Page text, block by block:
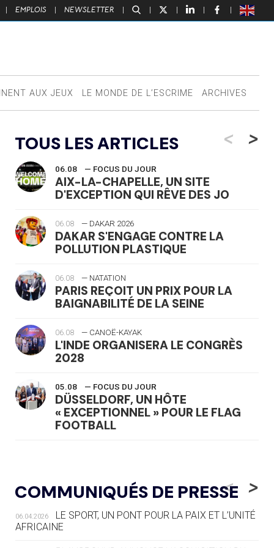
| EMPLOIS | NEWSLETTER | | | | |
AUX JEUX LE MONDE DE L’ESCRIME ARCHIVES
TOUS LES ARTICLES <
06.08 — FOCUS DU JOUR
AIX-LA-CHAPELLE, UN SITE
D'EXCEPTION QUI RÊVE DES JO
06.08 — DAKAR 2026
DAKAR S'ENGAGE CONTRE LA
POLLUTION PLASTIQUE
06.08 — NATATION
PARIS REÇOIT UN PRIX POUR LA
BAIGNABILITÉ DE LA SEINE
06.08 — CANOË-KAYAK
L'INDE ORGANISERA LE CONGRÈS
2028
05.08 — FOCUS DU JOUR
DÜSSELDORF, UN HÔTE
« EXCEPTIONNEL » POUR LE FLAG
FOOTBALL
LE RÊVE DE VOIR LA LUGE ALPINE
AUX JO « N'EST PAS FINI »
05.08 — TIR À L'ARC
DES MONDIAUX À BRISBANE SUR LA
>
COMMUNIQUÉS DE PRESSE
<
06.04.2026
LE SPORT, UN PONT POUR LA PAIX ET L’UNITÉ
AFRICAINE
>